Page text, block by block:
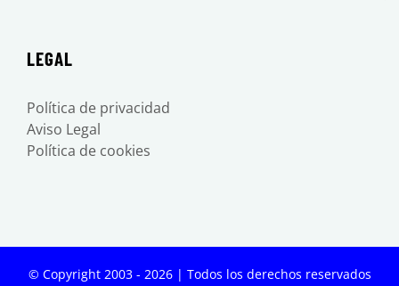
LEGAL
Política de privacidad
Aviso Legal
Política de cookies
© Copyright 2003 - 2026 | Todos los derechos reservados